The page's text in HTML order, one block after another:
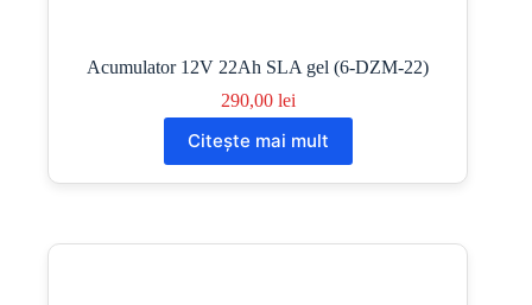
Acumulator 12V 22Ah SLA gel (6-DZM-22)
290,00 lei
Citește mai mult